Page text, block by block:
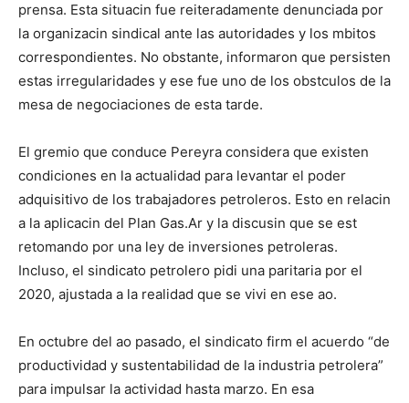
prensa. Esta situacin fue reiteradamente denunciada por
la organizacin sindical ante las autoridades y los mbitos
correspondientes. No obstante, informaron que persisten
estas irregularidades y ese fue uno de los obstculos de la
mesa de negociaciones de esta tarde.
El gremio que conduce Pereyra considera que existen
condiciones en la actualidad para levantar el poder
adquisitivo de los trabajadores petroleros. Esto en relacin
a la aplicacin del Plan Gas.Ar y la discusin que se est
retomando por una ley de inversiones petroleras.
Incluso, el sindicato petrolero pidi una paritaria por el
2020, ajustada a la realidad que se vivi en ese ao.
En octubre del ao pasado, el sindicato firm el acuerdo “de
productividad y sustentabilidad de la industria petrolera”
para impulsar la actividad hasta marzo. En esa